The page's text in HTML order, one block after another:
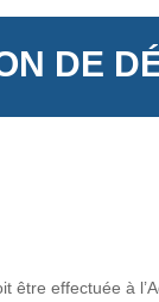
DE
être effectuée à